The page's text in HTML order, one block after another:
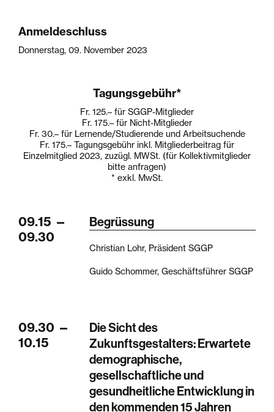
Anmeldeschluss
Donnerstag, 09. November 2023
Tagungsgebühr*
Fr. 125.– für SGGP-Mitglieder
Fr. 175.– für Nicht-Mitglieder
Fr. 30.–für Lernende/Studierende und Arbeitsuchende
Fr. 175.– Tagungsgebühr inkl. Mitgliederbeitrag für
Einzelmitglied 2023, zuzügl. MWSt. (für Kollektivmitglieder
bitte anfragen)
* exkl. MwSt.
09.15 —
09.30
Begrüssung
Christian Lohr, Präsident SGGP
Guido Schommer, Geschäftsführer SGGP
09.30 —
10.15
Die Sicht des
Zukunftsgestalters: Erwartete
demographische,
gesellschaftliche und
gesundheitliche Entwicklung in
den kommenden 15 Jahren